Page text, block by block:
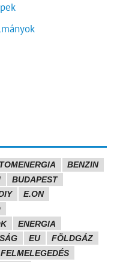
BENZIN
BUDAPEST
E.ON
ENERGIA
EU
FÖLDGÁZ